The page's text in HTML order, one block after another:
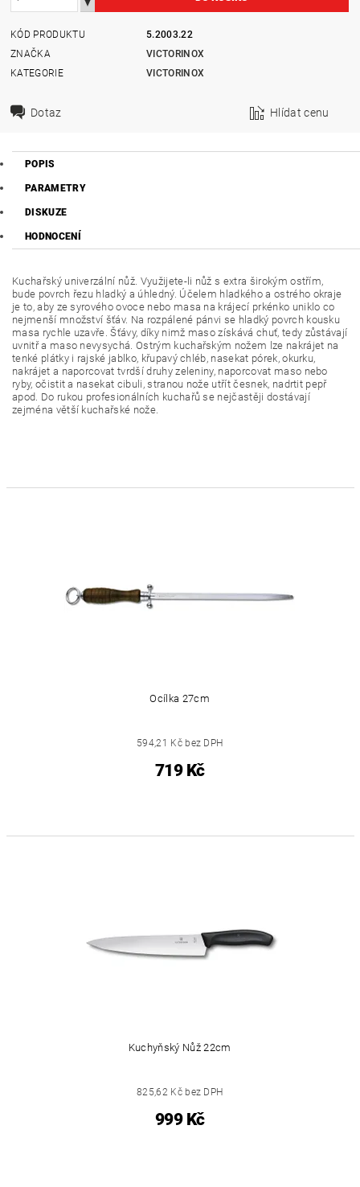
KÓD PRODUKTU
5.2003.22
ZNAČKA
VICTORINOX
KATEGORIE
VICTORINOX
Dotaz Hlídat cenu
POPIS
PARAMETRY
DISKUZE
HODNOCENÍ
Kuchařský univerzální nůž. Využijete-li nůž s extra širokým ostřím,
bude povrch řezu hladký a úhledný. Účelem hladkého a ostrého okraje
je to, aby ze syrového ovoce nebo masa na krájecí prkénko uniklo co
nejmenší množství šťáv. Na rozpálené pánvi se hladký povrch kousku
masa rychle uzavře. Šťávy, díky nimž maso získává chuť, tedy zůstávají
uvnitř a maso nevysychá. Ostrým kuchařským nožem lze nakrájet na
tenké plátky i rajské jablko, křupavý chléb, nasekat pórek, okurku,
nakrájet a naporcovat tvrdší druhy zeleniny, naporcovat maso nebo
ryby, očistit a nasekat cibuli, stranou nože utřít česnek, nadrtit pepř
apod. Do rukou profesionálních kuchařů se nejčastěji dostávají
zejména větší kuchařské nože.
Ocílka 27cm
594,21 Kč bez DPH
719 Kč
Kuchyňský Nůž 22cm
825,62 Kč bez DPH
999 Kč